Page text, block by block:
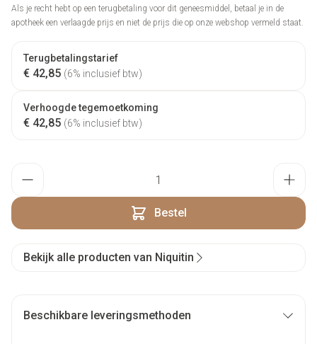
Als je recht hebt op een terugbetaling voor dit geneesmiddel, betaal je in de
apotheek een verlaagde prijs en niet de prijs die op onze webshop vermeld staat.
Terugbetalingstarief
€ 42,85 (6% inclusief btw)
Verhoogde tegemoetkoming
€ 42,85 (6% inclusief btw)
Bestel
Bekijk alle producten van Niquitin
Beschikbare leveringsmethoden